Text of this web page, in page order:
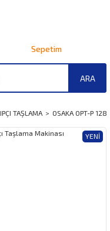
ARA
Sepetim
TAŞLAMA OSAKA OPT-P
YENI